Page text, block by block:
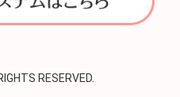
RESERVED.